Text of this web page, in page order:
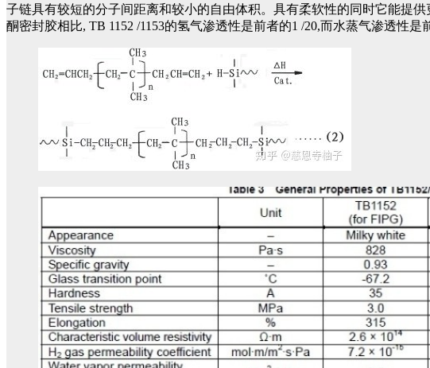
子链具有较短的分子间距离和较小的自由体积。具有柔软性的同时它能提
酮密封胶相比, TB 1152 /1153的氢气渗透性是前者的1 /20,而水蒸气渗透性是